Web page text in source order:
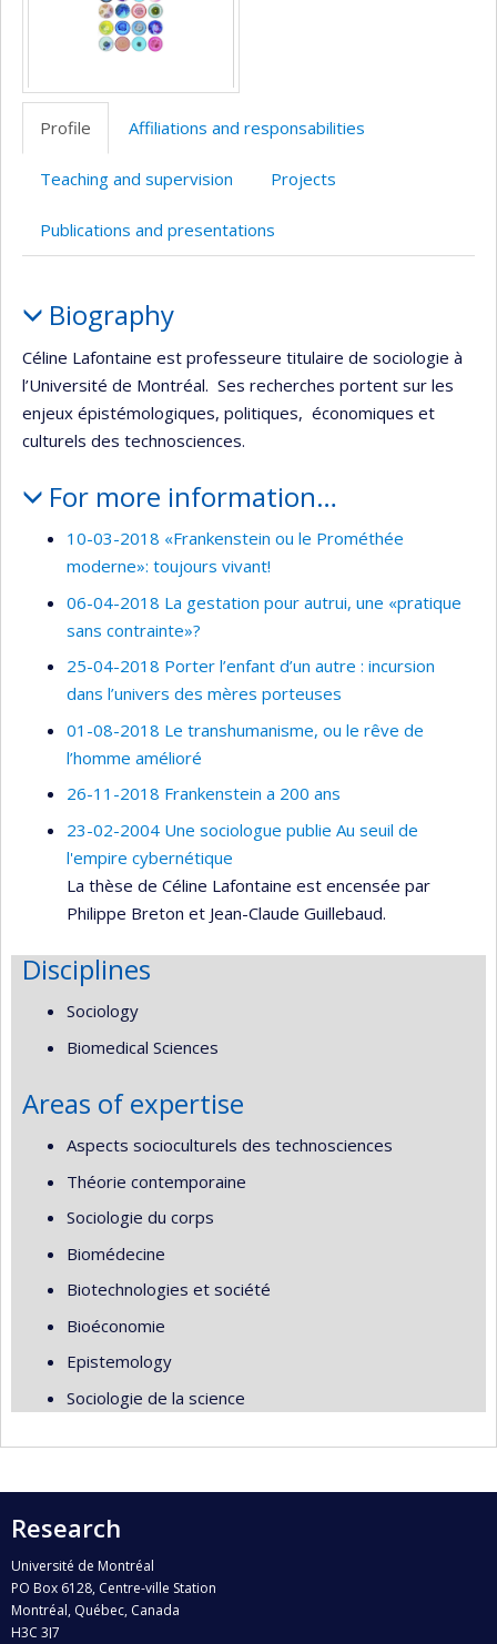
Profile Affiliations and responsabilities
Teaching and supervision Projects
Publications and presentations
Biography
Céline Lafontaine est professeure titulaire de sociologie à
l’Université de Montréal. Ses recherches portent sur les
enjeux épistémologiques, politiques, économiques et
culturels des technosciences.
For more information…
10-03-2018 «Frankenstein ou le Prométhée
moderne»: toujours vivant!
06-04-2018 La gestation pour autrui, une «pratique
sans contrainte»?
25-04-2018 Porter l’enfant d’un autre : incursion
dans l’univers des mères porteuses
01-08-2018 Le transhumanisme, ou le rêve de
l’homme amélioré
26-11-2018 Frankenstein a 200 ans
23-02-2004 Une sociologue publie Au seuil de
l'empire cybernétique
La thèse de Céline Lafontaine est encensée par
Philippe Breton et Jean-Claude Guillebaud.
Disciplines
Sociology
Biomedical Sciences
Areas of expertise
Aspects socioculturels des technosciences
Théorie contemporaine
Sociologie du corps
Biomédecine
Biotechnologies et société
Bioéconomie
Epistemology
Sociologie de la science
Research
Université de Montréal
PO Box 6128, Centre-ville Station
Montréal, Québec, Canada
H3C 3J7